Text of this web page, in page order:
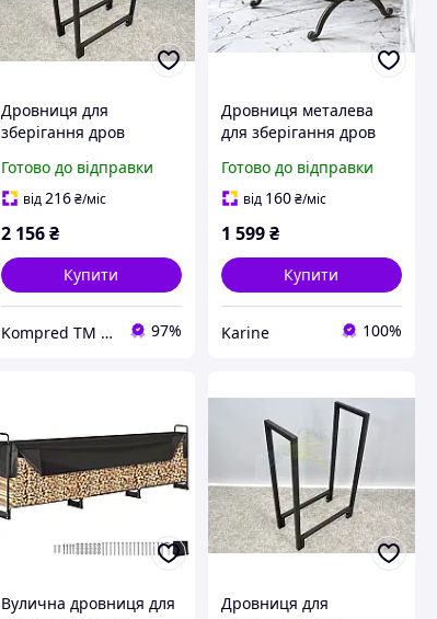
Дровниця для
зберігання дров
700х300х700мм
Kompred OL466/5
Готово до відправки
від216 ₴/міс
2 156 ₴
Купити
Kompred TM Виробниче підприємство 97%
Дровниця металева
для зберігання дров
Готово до відправки
від 160₴/міс
1 599₴
Купити
Karine 100%
Вулична дровниця для
Дровниця для